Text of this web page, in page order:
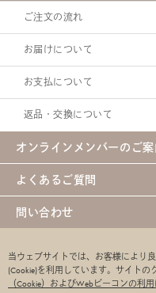
ご注文の流れ
お届けについて
お支払について
返品・交換について
オンラインメンバーのご案
よくあるご質問
問い合わせ
ご利用環境につ
特定商取引法に基づく表示
当ウェブサイトでは、お客様により
(Cookie)を利用しています。 サイトの
（Cookie）およびWebビーコンの利